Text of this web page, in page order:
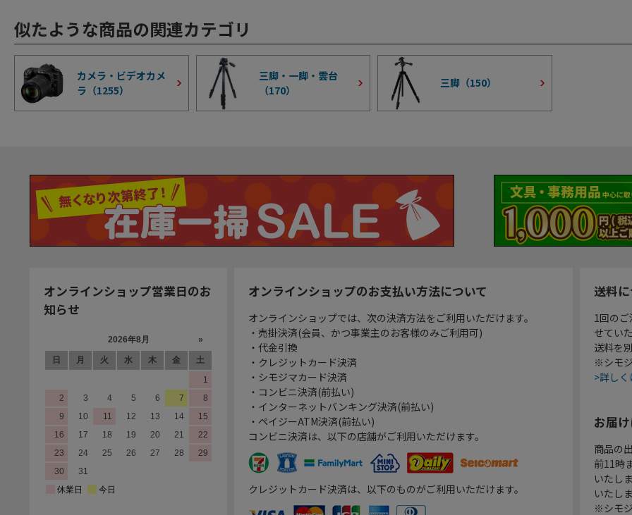
似たような商品の関連カテゴリ
カメラ・ビデオカメ
ラ（1255）
三脚・一脚・雲台
（170）
三脚（150）
オンラインショップ営業日のお
知らせ
オンラインショップのお支払い方法について
オンラインショップでは、次の決済方法をご利用いただけます。
・売掛決済(会員、かつ事業主のお客様のみご利用可)
・代金引換
・クレジットカード決済
・シモジマカード決済
・コンビニ決済(前払い)
・インターネットバンキング決済(前払い)
・ペイジーATM決済(前払い)
コンビニ決済は、以下の店舗がご利用いただけます。
クレジットカード決済は、以下のものがご利用いただけます。
送料
1回の
せてい
送料を
※シモ
>詳し
お届
商品の
前11時
いたし
いたし
※シモ